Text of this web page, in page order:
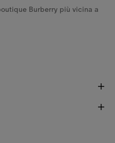
Burberry più vicina a